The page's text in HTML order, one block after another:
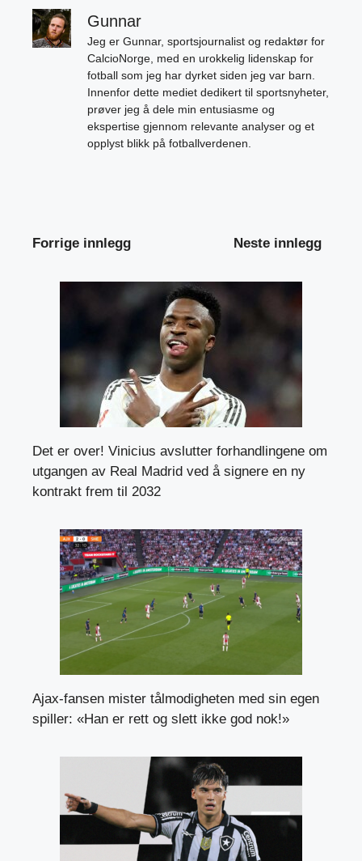
Gunnar
Jeg er Gunnar, sportsjournalist og redaktør for
CalcioNorge, med en urokkelig lidenskap for
fotball som jeg har dyrket siden jeg var barn.
Innenfor dette mediet dedikert til sportsnyheter,
prøver jeg å dele min entusiasme og
ekspertise gjennom relevante analyser og et
opplyst blikk på fotballverdenen.
Forrige innlegg Neste innlegg
Det er over! Vinicius avslutter forhandlingene om
utgangen av Real Madrid ved å signere en ny
kontrakt frem til 2032
Ajax-fansen mister tålmodigheten med sin egen
spiller: «Han er rett og slett ikke god nok!»